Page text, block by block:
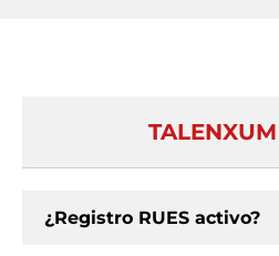
¿Registro RUES activo?